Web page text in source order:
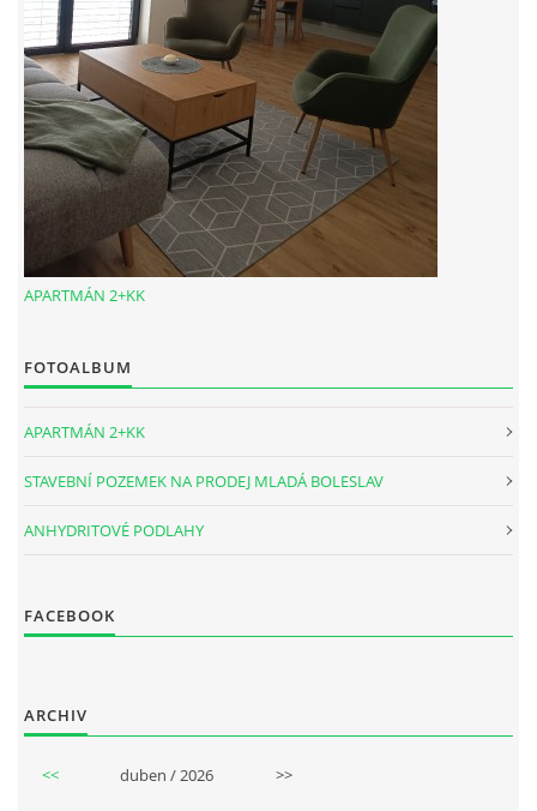
APARTMÁN 2+KK
FOTOALBUM
APARTMÁN 2+KK
STAVEBNÍ POZEMEK NA PRODEJ MLADÁ BOLESLAV
ANHYDRITOVÉ PODLAHY
FACEBOOK
ARCHIV
<< duben / 2026 >>